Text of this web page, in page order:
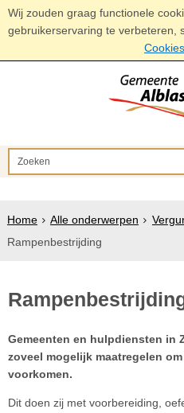
Wij zouden graag functionele
gebruikerservaring te verbeteren,
Home Alle onderwerpen
Rampenbestrijding
Gemeenten en hulpdiensten in
zoveel mogelijk maatregelen
voorkomen.
Dit doen zij met voorbereiding,